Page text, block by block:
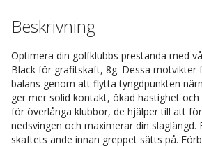
Beskrivning
Optimera din golfklubbs prestanda med
Black för grafitskaft, 8g. Dessa motvikter
balans genom att flytta tyngdpunkten
ger mer solid kontakt, ökad hastighet och
för överlånga klubbor, de hjälper till att
nedsvingen och maximerar din slaglängd.
skaftets ände innan greppet sätts på.